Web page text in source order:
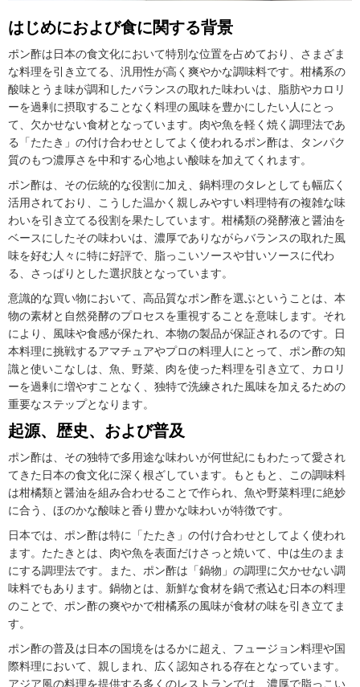
はじめにおよび食に関する背景
ポン酢は日本の食文化において特別な位置を占めており、さまざま
な料理を引き立てる、汎用性が高く爽やかな調味料です。柑橘系の
酸味とうま味が調和したバランスの取れた味わいは、脂肪やカロリ
ーを過剰に摂取することなく料理の風味を豊かにしたい人にとっ
て、欠かせない食材となっています。肉や魚を軽く焼く調理法であ
る「たたき」の付け合わせとしてよく使われるポン酢は、タンパク
質のもつ濃厚さを中和する心地よい酸味を加えてくれます。
ポン酢は、その伝統的な役割に加え、鍋料理のタレとしても幅広く
活用されており、こうした温かく親しみやすい料理特有の複雑な味
わいを引き立てる役割を果たしています。柑橘類の発酵液と醤油を
ベースにしたその味わいは、濃厚でありながらバランスの取れた風
味を好む人々に特に好評で、脂っこいソースや甘いソースに代わ
る、さっぱりとした選択肢となっています。
意識的な買い物において、高品質なポン酢を選ぶということは、本
物の素材と自然発酵のプロセスを重視することを意味します。それ
により、風味や食感が保たれ、本物の製品が保証されるのです。日
本料理に挑戦するアマチュアやプロの料理人にとって、ポン酢の知
識と使いこなしは、魚、野菜、肉を使った料理を引き立て、カロリ
ーを過剰に増やすことなく、独特で洗練された風味を加えるための
重要なステップとなります。
起源、歴史、および普及
ポン酢は、その独特で多用途な味わいが何世紀にもわたって愛され
てきた日本の食文化に深く根ざしています。もともと、この調味料
は柑橘類と醤油を組み合わせることで作られ、魚や野菜料理に絶妙
に合う、ほのかな酸味と香り豊かな味わいが特徴です。
日本では、ポン酢は特に「たたき」の付け合わせとしてよく使われ
ます。たたきとは、肉や魚を表面だけさっと焼いて、中は生のまま
にする調理法です。また、ポン酢は「鍋物」の調理に欠かせない調
味料でもあります。鍋物とは、新鮮な食材を鍋で煮込む日本の料理
のことで、ポン酢の爽やかで柑橘系の風味が食材の味を引き立てま
す。
ポン酢の普及は日本の国境をはるかに超え、フュージョン料理や国
際料理において、親しまれ、広く認知される存在となっています。
アジア風の料理を提供する多くのレストランでは、濃厚で脂っこい